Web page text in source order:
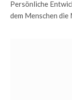
Persönliche
dem Menschen